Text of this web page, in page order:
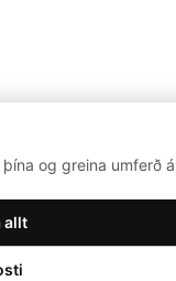
og greina umferð
allt